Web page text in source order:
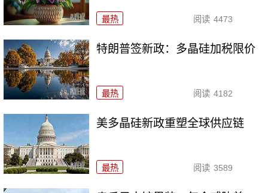
最热 阅读 4473
特朗普签新政：多晶硅加税限价
最热 阅读 4182
美多晶硅新政重塑全球供应链
最热 阅读 3589